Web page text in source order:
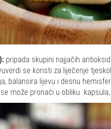
pripada skupini najjačih
se koristi za liječenje
balansira lijevu i desnu
može pronaći u obliku